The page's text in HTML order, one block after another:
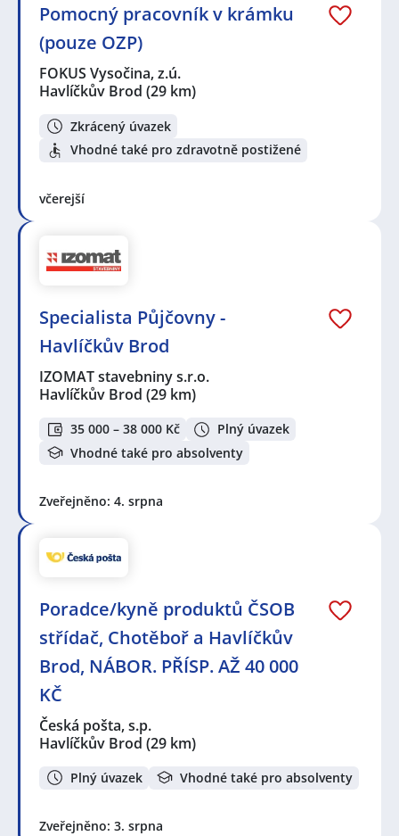
Pomocný pracovník v krámku
(pouze OZP)
FOKUS Vysočina, z.ú.
Havlíčkův Brod (29 km)
Zkrácený úvazek
Vhodné také pro zdravotně postižené
včerejší
Specialista Půjčovny -
Havlíčkův Brod
IZOMAT stavebniny s.r.o.
Havlíčkův Brod (29 km)
35 000 – 38 000 Kč
Plný úvazek
Vhodné také pro absolventy
Zveřejněno: 4. srpna
Poradce/kyně produktů ČSOB
střídač, Chotěboř a Havlíčkův
Brod, NÁBOR. PŘÍSP. AŽ 40 000
KČ
Česká pošta, s.p.
Havlíčkův Brod (29 km)
Plný úvazek Vhodné také pro absolventy
Zveřejněno: 3. srpna